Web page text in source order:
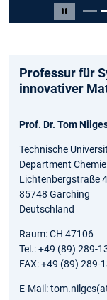
Carousel
Slide 2 von 10
Professur für
innovativer
Prof. Dr. Tom
Technische
Department Chemie
Lichtenbergstraße 4
85748 Garching
Deutschland
Raum: CH 47106
Tel.: +49 (89) 289-
FAX: +49 (89) 289-
E-Mail: